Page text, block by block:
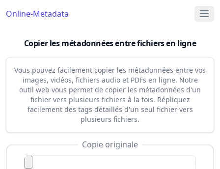
Online-Metadata
Copier les métadonnées entre fichiers en ligne
Vous pouvez facilement copier les métadonnées entre vos
images, vidéos, fichiers audio et PDFs en ligne. Notre
outil web vous permet de copier les métadonnées d'un
fichier vers plusieurs fichiers à la fois. Répliquez
facilement des tags détaillés d'un seul fichier vers
plusieurs fichiers.
Copie originale